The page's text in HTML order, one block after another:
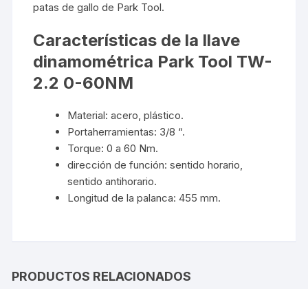
patas de gallo de Park Tool.
Características de la llave
dinamométrica Park Tool TW-
2.2 0-60NM
Material: acero, plástico.
Portaherramientas: 3/8 “.
Torque: 0 a 60 Nm.
dirección de función: sentido horario,
sentido antihorario.
Longitud de la palanca: 455 mm.
PRODUCTOS RELACIONADOS